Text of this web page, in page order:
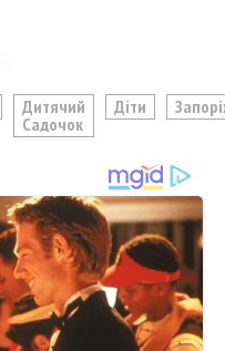
Дитячий
Садочок
Діти